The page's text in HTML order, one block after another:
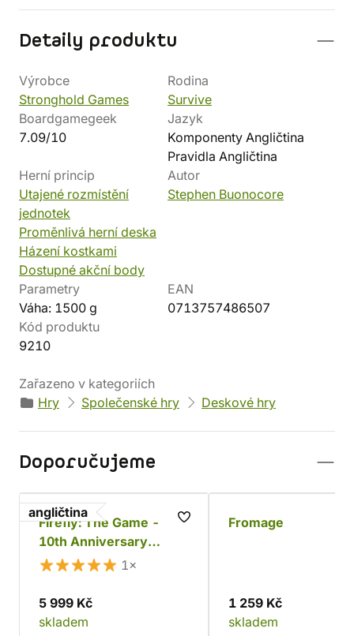
Detaily produktu
Výrobce
Stronghold Games
Rodina
Survive
Boardgamegeek
7.09/10
Jazyk
Komponenty Angličtina
Pravidla Angličtina
Herní princip
Utajené rozmístění
jednotek
Proměnlivá herní deska
Házení kostkami
Dostupné akční body
Autor
Stephen Buonocore
Parametry
Váha: 1500 g
EAN
0713757486507
Kód produktu
9210
Zařazeno v kategoriích
Hry
Společenské hry Deskové hry
Doporučujeme
angličtina
Firefly: The Game -
10th Anniversary
Collector's Edition
1×
5 999 Kč
skladem
Fromage
1 259 Kč
skladem